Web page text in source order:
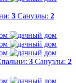
3 Санузлы: 2
3 Санузлы: 2